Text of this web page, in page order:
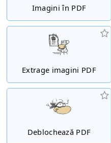
Imagini în PDF
Extrage imagini PDF
Deblochează PDF